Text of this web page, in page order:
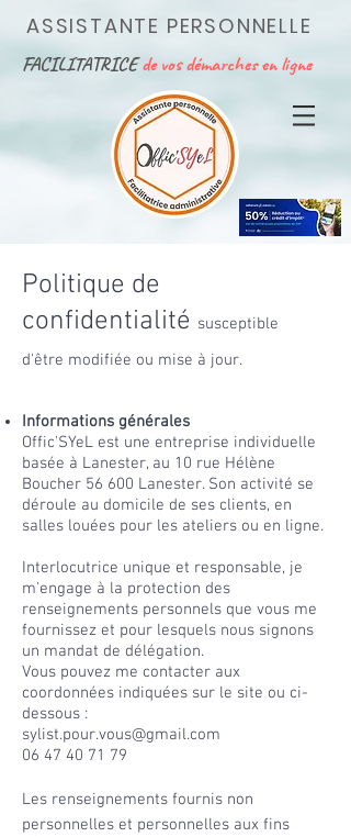
ASSISTANTE PERSONNELLE
FACILITATRICEde vos démarches en ligne
Politique de
confidentialité susceptible
d'être modifiée ou mise à jour.
Informations générales
Offic'SYeL est une entreprise individuelle
basée à Lanester, au 10 rue Hélène
Boucher 56 600 Lanester. Son activité se
déroule au domicile de ses clients, en
salles louées pour les ateliers ou en ligne.
Interlocutrice unique et responsable, je
m'engage à la protection des
renseignements personnels que vous me
fournissez et pour lesquels nous signons
un mandat de délégation.
Vous pouvez me contacter aux
coordonnées indiquées sur le site ou ci-
dessous :
sylist.pour.vous@gmail.com
06 47 40 71 79
Les renseignements fournis non
personnelles et personnelles aux fins